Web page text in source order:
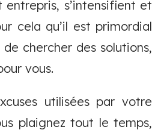
s’intensifient et
cela qu’il est primordial
chercher des solutions,
vous.
utilisées par votre
plaignez tout le temps,